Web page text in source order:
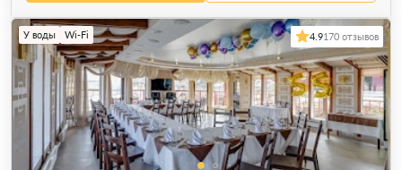
У воды Wi-Fi 4.9170 отзывов